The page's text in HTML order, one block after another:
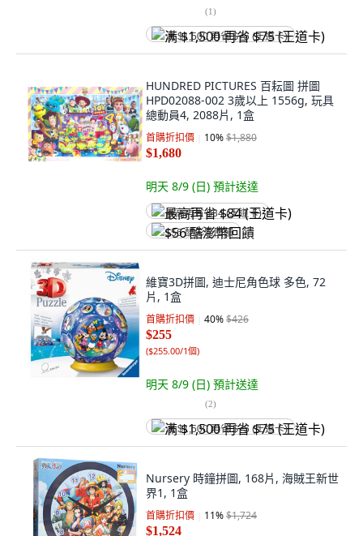
(1)
满 $1,500 再省 $75 (王道卡)
HUNDRED PICTURES 百耘圖 拼圖
HPD02088-002 3歲以上 1556g, 玩具
總動員4, 2088片, 1盒
首購折扣價 10%$1,880
$1,680
明天 8/9 (日) 預計送達
最高再省 $84 (王道卡)
$56 酷澎幣回饋
維寶3D拼圖, 迪士尼角色球 多色, 72
片, 1盒
首購折扣價 40%$426
$255
($255.00/1個)
明天 8/9 (日) 預計送達
(2)
满 $1,500 再省 $75 (王道卡)
Nursery 時鐘拼圖, 168片, 海賊王新世
界1, 1盒
首購折扣價 11%$1,724
$1,524